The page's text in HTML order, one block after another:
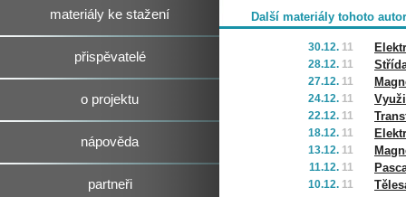
materiály ke stažení
přispěvatelé
o projektu
nápověda
partneři
Další materiály tohoto
30.12. 11
28.12. 11
27.12. 11
24.12. 11
22.12. 11
18.12. 11
13.12. 11
11.12. 11
10.12. 11